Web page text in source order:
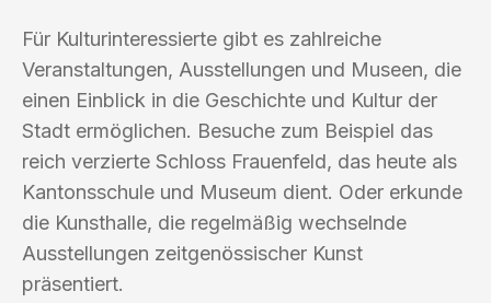
Für Kulturinteressierte gibt es zahlreiche
Veranstaltungen, Ausstellungen und Museen, die
einen Einblick in die Geschichte und Kultur der
Stadt ermöglichen. Besuche zum Beispiel das
reich verzierte Schloss Frauenfeld, das heute als
Kantonsschule und Museum dient. Oder erkunde
die Kunsthalle, die regelmäßig wechselnde
Ausstellungen zeitgenössischer Kunst
präsentiert.